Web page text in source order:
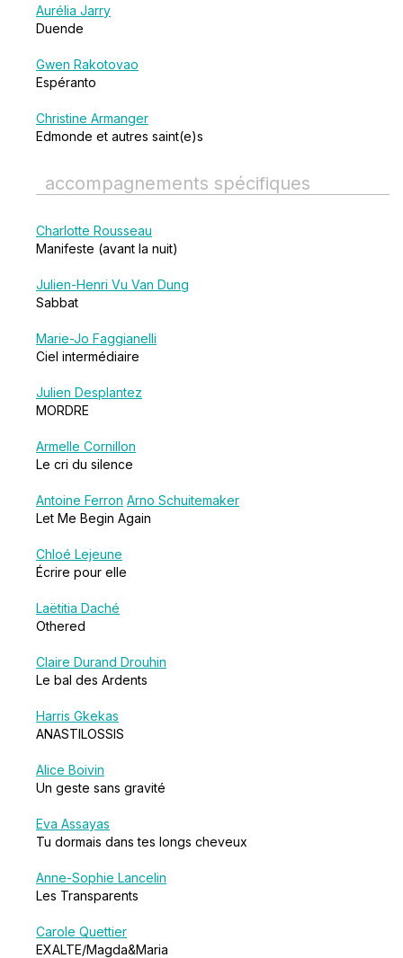
Aurélia Jarry
Duende
Gwen Rakotovao
Espéranto
Christine Armanger
Edmonde et autres saint(e)s
accompagnements spécifiques
Charlotte Rousseau
Manifeste (avant la nuit)
Julien-Henri Vu Van Dung
Sabbat
Marie-Jo Faggianelli
Ciel intermédiaire
Julien Desplantez
MORDRE
Armelle Cornillon
Le cri du silence
Antoine Ferron Arno Schuitemaker
Let Me Begin Again
Chloé Lejeune
Écrire pour elle
Laëtitia Daché
Othered
Claire Durand Drouhin
Le bal des Ardents
Harris Gkekas
ANASTILOSSIS
Alice Boivin
Un geste sans gravité
Eva Assayas
Tu dormais dans tes longs cheveux
Anne-Sophie Lancelin
Les Transparents
Carole Quettier
EXALTE/Magda&Maria